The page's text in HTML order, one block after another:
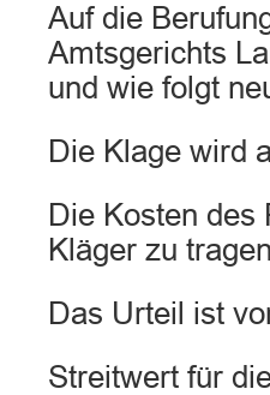
Auf die
Amtsgerichts
und wie folgt
Die Klage wird
Die Kosten des
Kläger zu
Das Urteil ist
Streitwert für